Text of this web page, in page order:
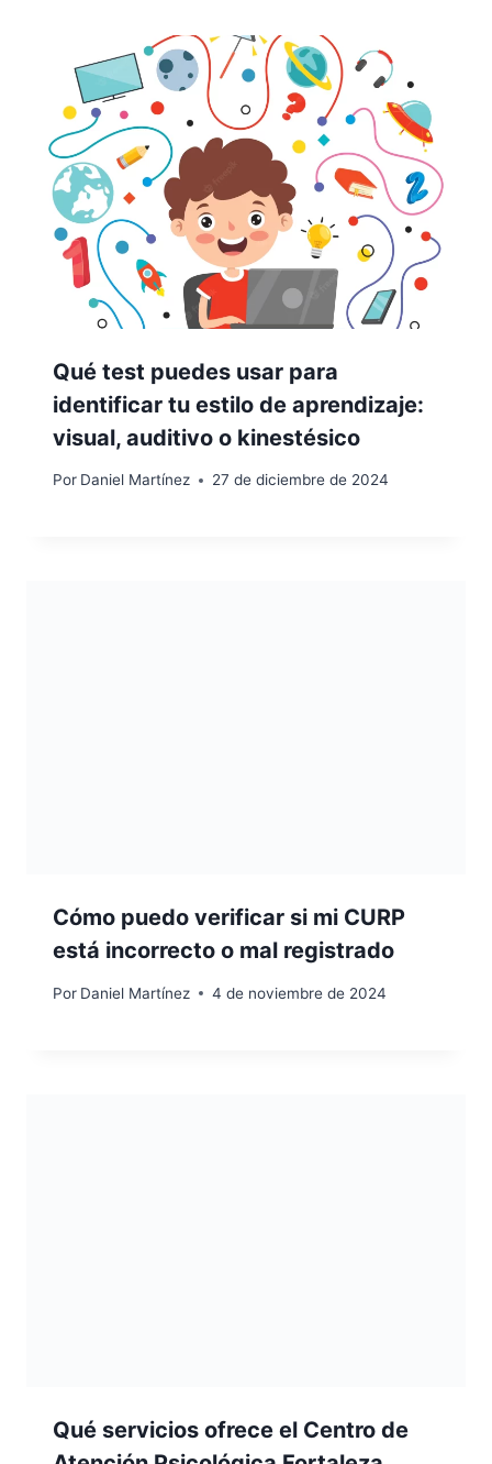
Qué test puedes usar para
identificar tu estilo de aprendizaje:
visual, auditivo o kinestésico
Por Daniel Martínez 27 de diciembre de 2024
Cómo puedo verificar si mi CURP
está incorrecto o mal registrado
Por Daniel Martínez 4 de noviembre de 2024
Qué servicios ofrece el Centro de